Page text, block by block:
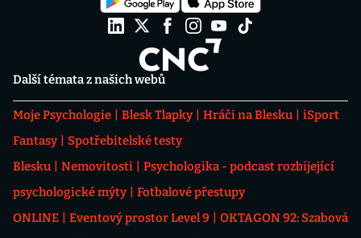
Další témata z našich webů
Moje Psychologie Blesk Tlapky Hráči na Blesku
iSport
Fantasy
Spotřebitelské testy
Blesku
Nemovitosti
Psychologika - podcast rozbíjející
psychologické mýty
Fotbalové přestupy
ONLINE
Eventový prostor Level 9
OKTAGON 92: Szabová